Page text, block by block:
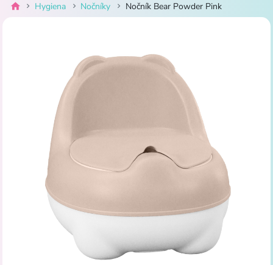
Hygiena Nočníky Nočník Bear Powder Pink